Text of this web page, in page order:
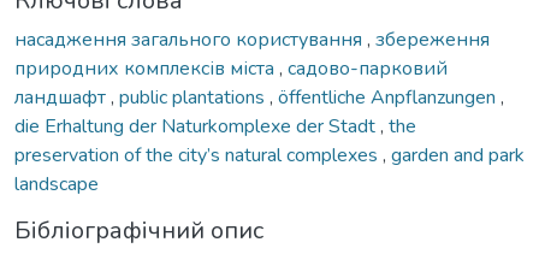
насадження загального користування , збереження
природних комплексів міста , садово-парковий
ландшафт, public plantations , öffentliche Anpflanzungen ,
die Erhaltung der Naturkomplexe der Stadt, the
preservation of the city’s natural complexes , garden and park
landscape
Бібліографічний опис